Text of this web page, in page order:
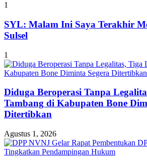
1
SYL: Malam Ini Saya Terakhir
Sulsel
1
Diduga Beroperasi Tanpa
Tambang di Kabupaten Bone
Ditertibkan
Agustus 1, 2026